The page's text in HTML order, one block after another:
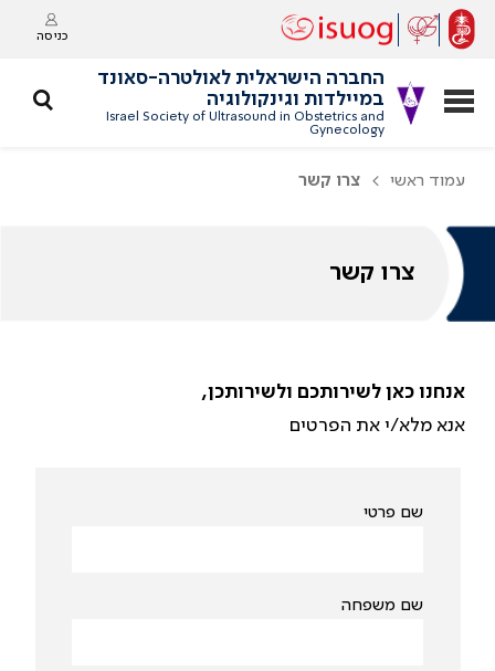
כניסה
החברה הישראלית לאולטרה-סאונד
במיילדות וגינקולוגיה
Israel Society of Ultrasound in Obstetrics and
Gynecology
עמוד ראשי צרו קשר
צרו קשר
אנחנו כאן לשירותכם ולשירותכן,
אנא מלא/י את הפרטים
שם פרטי
שם משפחה